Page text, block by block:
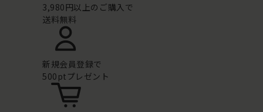
3,980円以上のご購入で
送料無料
新規会員登録で
500ptプレゼント